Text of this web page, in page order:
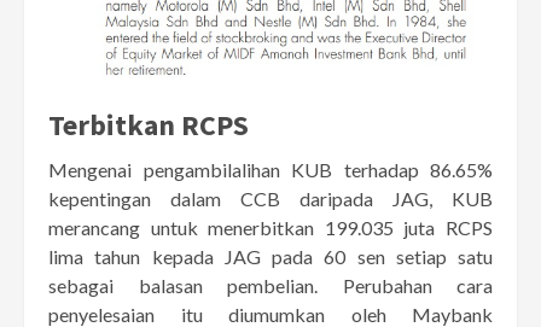
Terbitkan RCPS
Mengenai pengambilalihan KUB terhadap 86.65%
kepentingan dalam CCB daripada JAG, KUB
merancang untuk menerbitkan 199.035 juta RCPS
lima tahun kepada JAG pada 60 sen setiap satu
sebagai balasan pembelian. Perubahan cara
penyelesaian itu diumumkan oleh Maybank